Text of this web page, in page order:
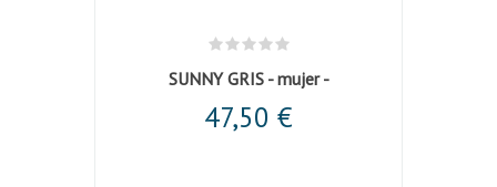
SUNNY GRIS - mujer -
47,50 €